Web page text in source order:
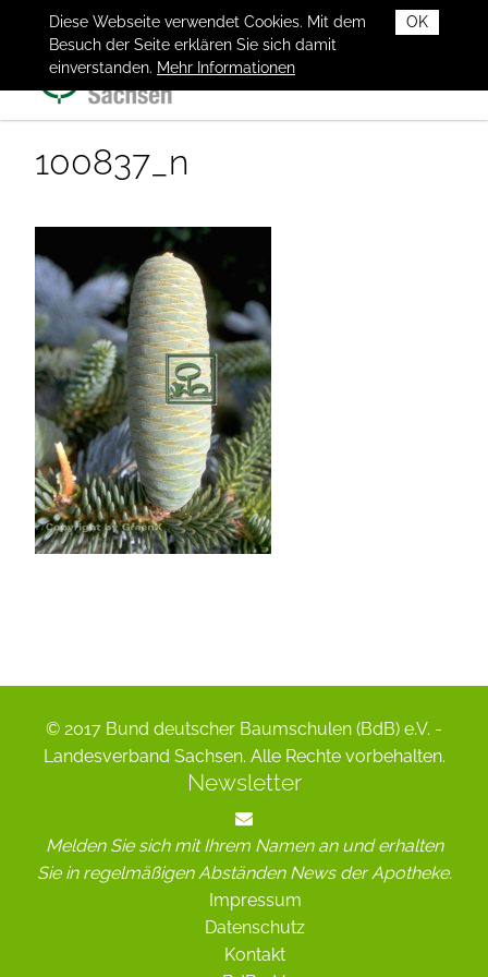
OK
Diese Webseite verwendet Cookies. Mit dem
Besuch der Seite erklären Sie sich damit
einverstanden. Mehr Informationen
100837_n
© 2017 Bund deutscher Baumschulen (BdB) e.V. -
Landesverband Sachsen. Alle Rechte vorbehalten.
Newsletter
Melden Sie sich mit Ihrem Namen an und erhalten
Sie in regelmäßigen Abständen News der Apotheke.
Impressum
Datenschutz
Kontakt